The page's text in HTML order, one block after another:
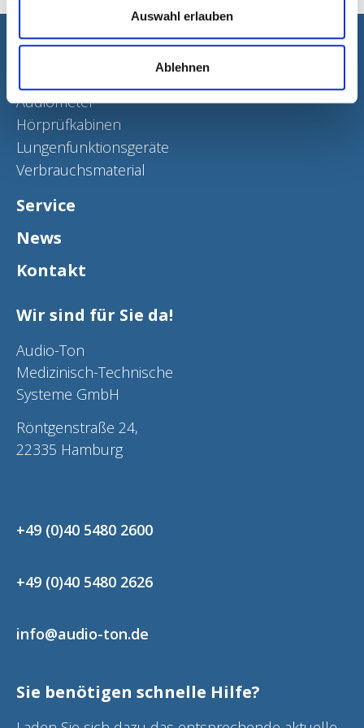
Auswahl erlauben
Ablehnen
Audiometer
Hörprüfkabinen
Lungenfunktionsgeräte
Verbrauchsmaterial
Service
News
Kontakt
Wir sind für Sie da!
Audio-Ton
Medizinisch-Technische
Systeme GmbH
Röntgenstraße 24,
22335 Hamburg
+49 (0)40 5480 2600
+49 (0)40 5480 2626
info@audio-ton.de
Sie benötigen schnelle Hilfe?